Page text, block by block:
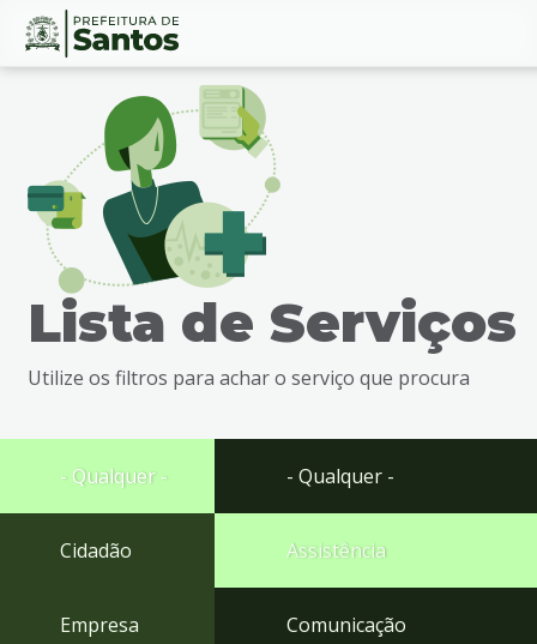
Ir
busca
Ir
rodapé
Conteúdo
Lista de Serviços
Utilize os filtros para achar o serviço que procura
- Qualquer -
Cidadão
Empresa
- Qualquer -
Assistência
Comunicação